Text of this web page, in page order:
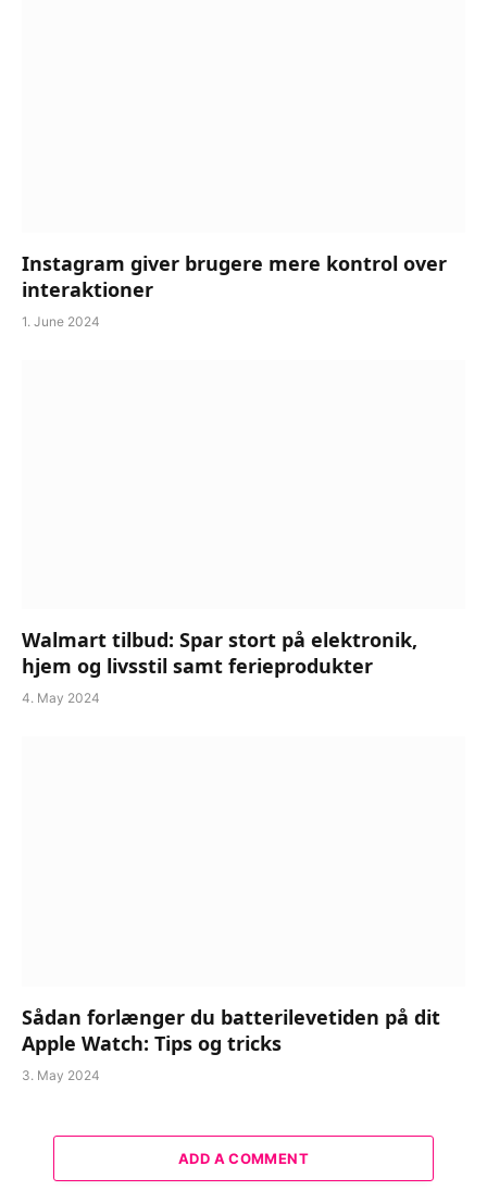
Instagram giver brugere mere kontrol over
interaktioner
1. June 2024
Walmart tilbud: Spar stort på elektronik,
hjem og livsstil samt ferieprodukter
4. May 2024
Sådan forlænger du batterilevetiden på dit
Apple Watch: Tips og tricks
3. May 2024
ADD A COMMENT